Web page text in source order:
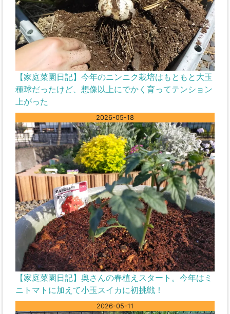
【家庭菜園日記】今年のニンニク栽培はもともと大玉
種球だったけど、想像以上にでかく育ってテンション
上がった
2026-05-18
【家庭菜園日記】奥さんの春植えスタート。今年はミ
ニトマトに加えて小玉スイカに初挑戦！
2026-05-11